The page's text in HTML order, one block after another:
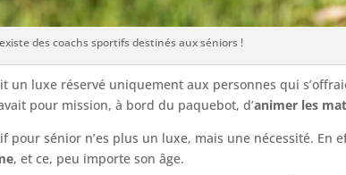
des coachs sportifs destinés aux séniors !
un luxe réservé uniquement aux personnes qui
pour mission, à bord du paquebot, d’animer les
pour sénior n’es plus un luxe, mais une nécessité.
, et ce, peu importe son âge.